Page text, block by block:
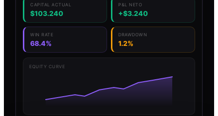
CAPITAL ACTUAL
$103.240
P&L NETO
+$3.240
WIN RATE
68.4%
DRAWDOWN
1.2%
EQUITY CURVE